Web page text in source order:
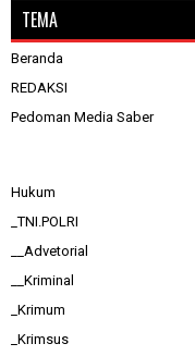
TEMA
Beranda
REDAKSI
Pedoman Media Saber
Hukum
_TNI.POLRI
__Advetorial
__Kriminal
_Krimum
_Krimsus